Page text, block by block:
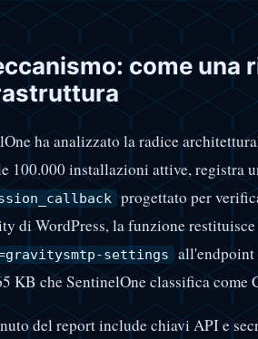
come una
ha analizzato la radice
100.000 installazioni attive, registra
progettato per
di WordPress, la funzione restituisce
settings
all'endpoint
KB che SentinelOne classifica
del report include chiavi API e